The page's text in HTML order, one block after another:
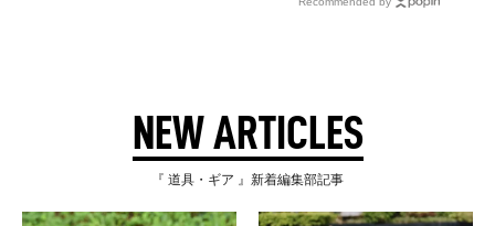
NEW ARTICLES
『 道具・ギア 』新着編集部記事